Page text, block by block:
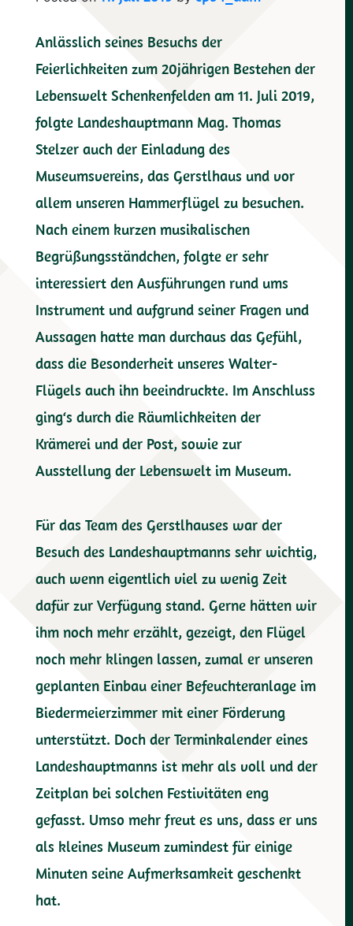
Anlässlich seines Besuchs der
Feierlichkeiten zum 20jährigen Bestehen der
Lebenswelt Schenkenfelden am 11. Juli 2019,
folgte Landeshauptmann Mag. Thomas
Stelzer auch der Einladung des
Museumsvereins, das Gerstlhaus und vor
allem unseren Hammerflügel zu besuchen.
Nach einem kurzen musikalischen
Begrüßungsständchen, folgte er sehr
interessiert den Ausführungen rund ums
Instrument und aufgrund seiner Fragen und
Aussagen hatte man durchaus das Gefühl,
dass die Besonderheit unseres Walter-
Flügels auch ihn beeindruckte. Im Anschluss
ging‘s durch die Räumlichkeiten der
Krämerei und der Post, sowie zur
Ausstellung der Lebenswelt im Museum.
Für das Team des Gerstlhauses war der
Besuch des Landeshauptmanns sehr wichtig,
auch wenn eigentlich viel zu wenig Zeit
dafür zur Verfügung stand. Gerne hätten wir
ihm noch mehr erzählt, gezeigt, den Flügel
noch mehr klingen lassen, zumal er unseren
geplanten Einbau einer Befeuchteranlage im
Biedermeierzimmer mit einer Förderung
unterstützt. Doch der Terminkalender eines
Landeshauptmanns ist mehr als voll und der
Zeitplan bei solchen Festivitäten eng
gefasst. Umso mehr freut es uns, dass er uns
als kleines Museum zumindest für einige
Minuten seine Aufmerksamkeit geschenkt
hat.